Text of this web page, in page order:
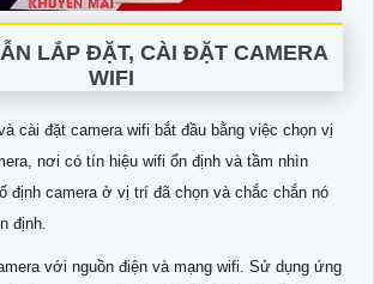
LẮP ĐẶT, CÀI ĐẶT CAMERA
WIFI
cài đặt camera wifi bắt đầu bằng việc chọn vị
nơi có tín hiệu wifi ổn định và tầm nhìn
định camera ở vị trí đã chọn và chắc chắn nó
định.
với nguồn điện và mạng wifi. Sử dụng ứng